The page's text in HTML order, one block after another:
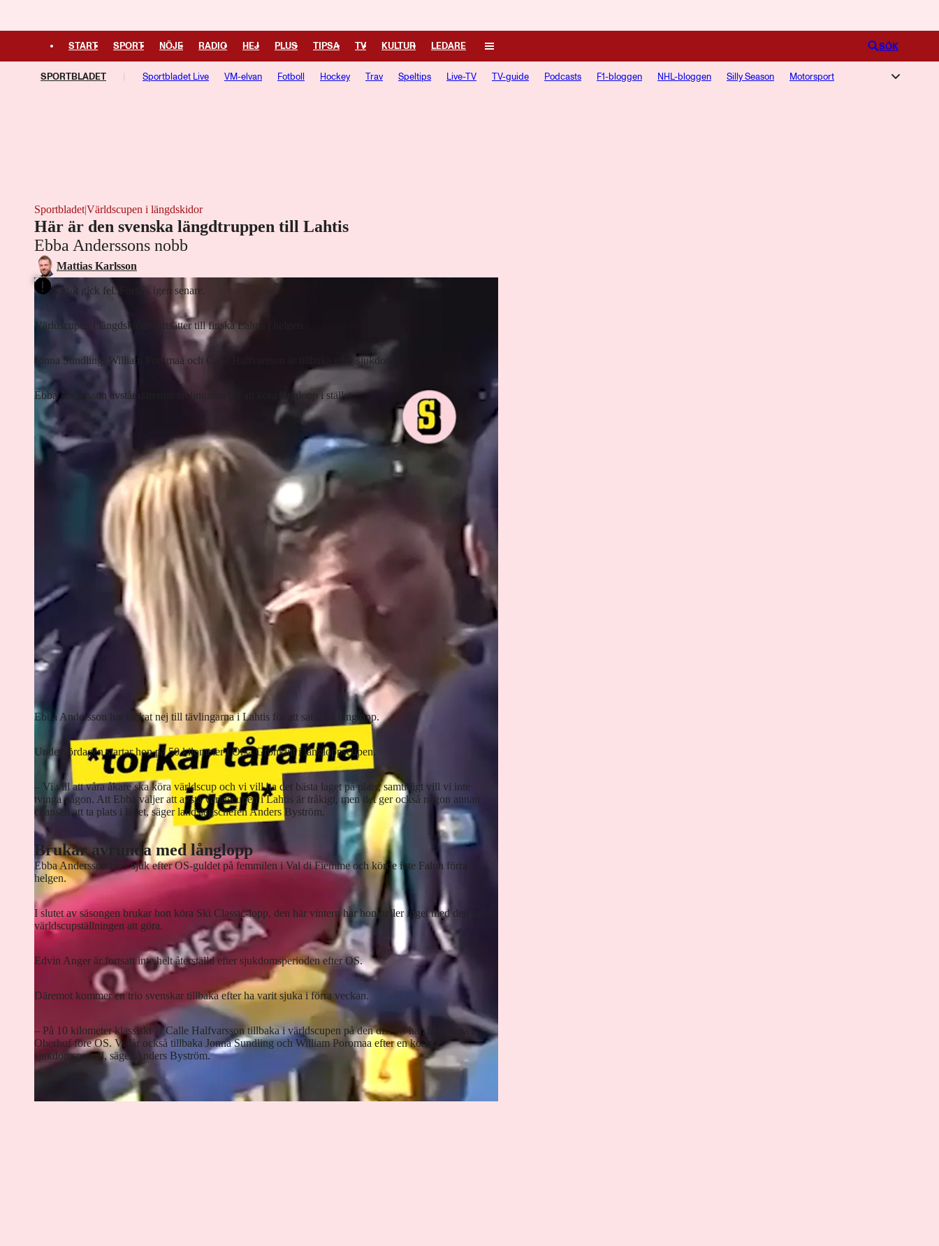
START SPORT NÖJE RADIO HEJ PLUS TIPSA TV KULTUR LEDARE SÖK
SPORTBLADET Sportbladet Live VM-elvan Fotboll Hockey Trav Speltips Live-TV TV-guide Podcasts F1-bloggen NHL-bloggen Silly Season Motorsport
Sportbladet|Världscupen i längdskidor
Här är den svenska längdtruppen till Lahtis
Ebba Anderssons nobb
Mattias Karlsson
Något gick fel. Försök igen senare.
Världscupen i längdskidor fortsätter till finska Lahtis i helgen.
Jonna Sundling, William Poromaa och Calle Halfvarsson är tillbaka efter sjukdom.
Ebba Andersson avstår däremot tävlingarna för att köra långlopp i stället.
Lyssna på artikeln
3 min
Ebba Andersson har tackat nej till tävlingarna i Lahtis för att satsa på långlopp.
Under lördagen startar hon på 50 kilometer i Orsa Grönklitt i långloppscupen.
– Vi vill att våra åkare ska köra världscup och vi vill ha det bästa laget på plats, samtidigt vill vi inte
tvinga någon. Att Ebba väljer att avstå världscupen i Lahtis är tråkigt, men det ger också någon annan
chansen att ta plats i laget, säger landslagschefen Anders Byström.
Brukar avrunda med långlopp
Ebba Andersson blev sjuk efter OS-guldet på femmilen i Val di Fiemme och körde inte Falun förra
helgen.
I slutet av säsongen brukar hon köra Ski Classic-lopp, den här vintern har hon heller inget med den totala
världscupställningen att göra.
Edvin Anger är fortsatt inte helt återställd efter sjukdomsperioden efter OS.
Däremot kommer en trio svenskar tillbaka efter ha varit sjuka i förra veckan.
– På 10 kilometer klassiskt är Calle Halfvarsson tillbaka i världscupen på den distans han blev sexa i
Oberhof före OS. Vi får också tillbaka Jonna Sundling och William Poromaa efter en kortare
sjukdomsperiod, säger Anders Byström.